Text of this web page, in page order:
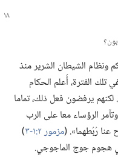
ونظام الشيطان الشرير منذ
الله في السماء سنة ١٩١٤.‏ ففي تلك الفترة،‏ أُعلم الحكام
لكنهم يرفضون فعل ذلك،‏ تماما
الرؤساء معا على الرب
عنا رُبُطهما».‏ (‏مزمور ٢:‏١-‏٣
‏)‏
في هجوم جوج الماجوجي.‏